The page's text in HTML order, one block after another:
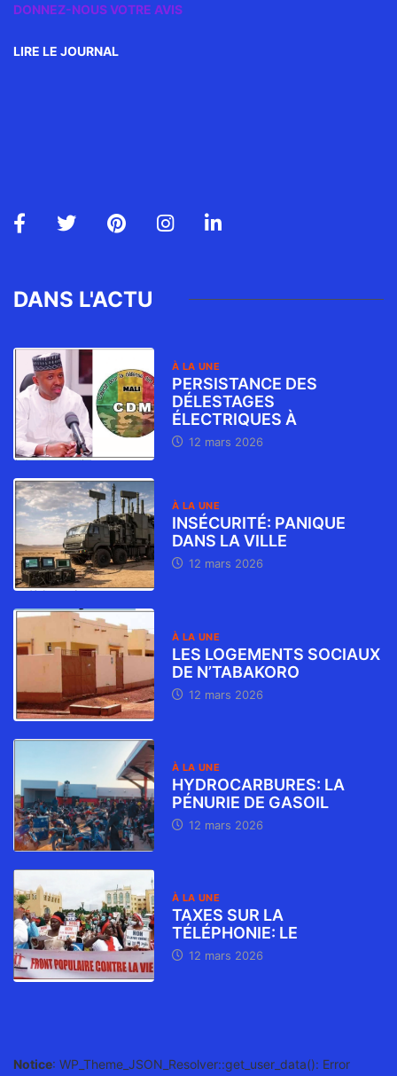
DONNEZ-NOUS VOTRE AVIS
LIRE LE JOURNAL
DANS L'ACTU
À LA UNE
PERSISTANCE DES
DÉLESTAGES
ÉLECTRIQUES À
12 mars 2026
À LA UNE
INSÉCURITÉ: PANIQUE
DANS LA VILLE
12 mars 2026
À LA UNE
LES LOGEMENTS SOCIAUX
DE N’TABAKORO
12 mars 2026
À LA UNE
HYDROCARBURES: LA
PÉNURIE DE GASOIL
12 mars 2026
À LA UNE
TAXES SUR LA
TÉLÉPHONIE: LE
12 mars 2026
Notice: WP_Theme_JSON_Resolver::get_user_data(): Error